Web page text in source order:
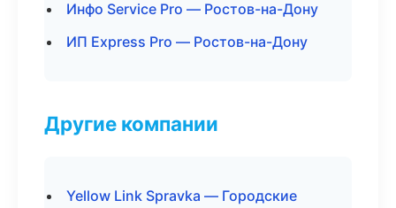
Инфо Service Pro — Ростов-на-Дону
ИП Express Pro — Ростов-на-Дону
Другие компании
Yellow Link Spravka — Городские